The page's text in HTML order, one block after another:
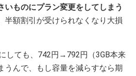
いものにプラン変更をしてしまう
半額割引が受けられなくなり大損
しても、742円→792円（3GB本来
うんで、もし容量を減らすなら期